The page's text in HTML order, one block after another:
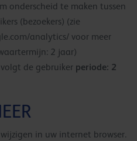
onderscheid te maken tussen
(bezoekers) (zie
analytics/ voor meer
2 jaar)
volgt de gebruiker periode: 2
in uw internet browser.